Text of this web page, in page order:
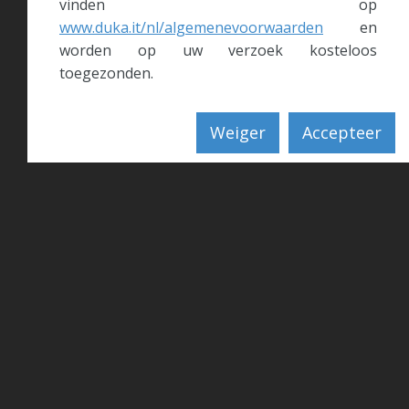
vinden op
www.duka.it/nl/algemenevoorwaarden en
worden op uw verzoek kosteloos
toegezonden.
Weiger Accepteer